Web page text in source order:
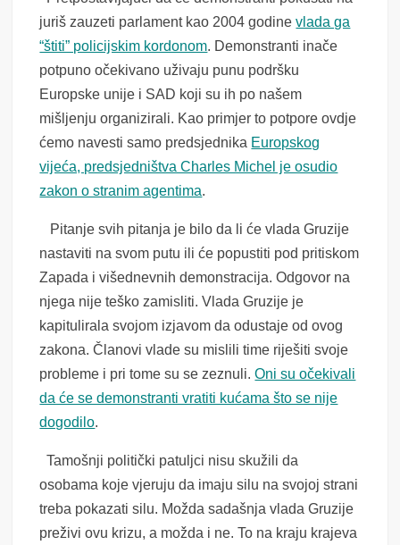
juriš zauzeti parlament kao 2004 godinevlada ga
“štiti” policijskim kordonom. Demonstranti inače
potpuno očekivano uživaju punu podršku
Europske unije i SAD koji su ih po našem
mišljenju organizirali. Kao primjer to potpore ovdje
ćemo navesti samo predsjednika Europskog
vijeća, predsjedništva Charles Michel je osudio
zakon o stranim agentima.
Pitanje svih pitanja je bilo da li će vlada Gruzije
nastaviti na svom putu ili će popustiti pod pritiskom
Zapada i višednevnih demonstracija. Odgovor na
njega nije teško zamisliti. Vlada Gruzije je
kapitulirala svojom izjavom da odustaje od ovog
zakona. Članovi vlade su mislili time riješiti svoje
probleme i pri tome su se zeznuli.Oni su očekivali
da će se demonstranti vratiti kućama što se nije
dogodilo.
Tamošnji politički patuljci nisu skužili da
osobama koje vjeruju da imaju silu na svojoj strani
treba pokazati silu. Možda sadašnja vlada Gruzije
preživi ovu krizu, a možda i ne. To na kraju krajeva